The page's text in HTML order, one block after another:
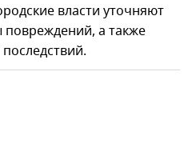
власти уточняют
а также